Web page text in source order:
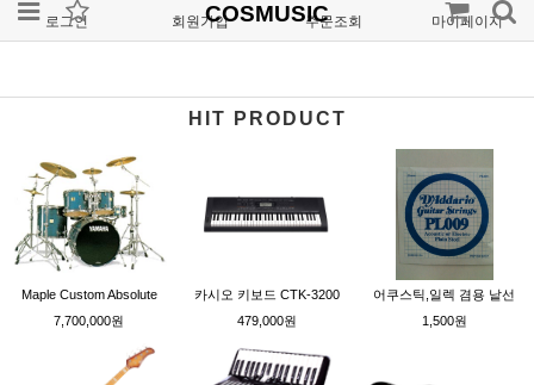
로그인 회원가입 주문조회 마이페이지
COSMUSIC
HIT PRODUCT
Maple Custom Absolute
7,700,000원
카시오 키보드 CTK-3200
479,000원
어쿠스틱,일렉 겸용 낱선
1,500원